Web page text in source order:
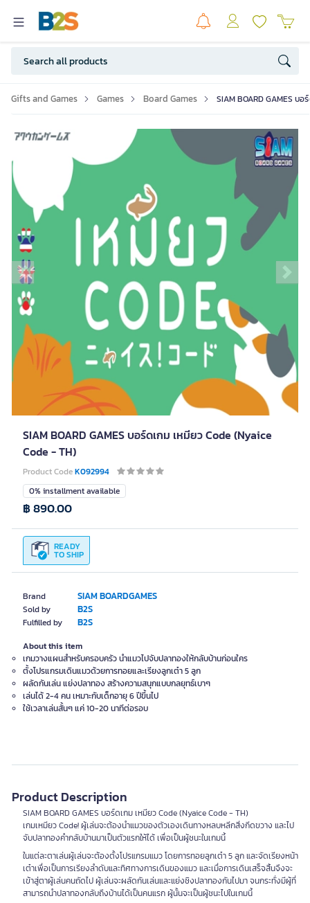
Gifts and Games Games Board Games SIAM BOARD GAMES บ
Previous slide
SIAM BOARD GAMES บอร์ดเกม เหมียว Code (Nyaice
Code - TH)
Product CodeK092994
Brand SIAM BOARDGAMES
Sold by B2S
Fulfilled by B2S
0% installment available
READY
TO SHIP
฿ 890.00
About this item
เกมวางแผนสำหรับครอบครัว นำแมวไปจับปลาทองให้กลับบ้านก่อนใคร
ตั้งโปรแกรมเดินแมวด้วยการทอยและเรียงลูกเต๋า 5 ลูก
ผลัดกันเล่น แย่งปลาทอง สร้างความสนุกแบบกลยุทธ์เบาๆ
เล่นได้ 2-4 คน เหมาะกับเด็กอายุ 6 ปีขึ้นไป
ใช้เวลาเล่นสั้นๆ แค่ 10-20 นาทีต่อรอบ
Product Description
SIAM BOARD GAMES บอร์ดเกม เหมียว Code (Nyaice Code - TH)
เกมเหมียว Code! ผู้เล่นจะต้องนำแมวของตัวเองเดินทางหลบหลีกสิ่งกีดขวาง และไป
จับปลาทองคำกลับบ้านมาเป็นตัวแรกให้ได้ เพื่อเป็นผู้ชนะในเกมนี้
ในแต่ละตาเล่นผู้เล่นจะต้องตั้งโปรแกรมแมว โดยการทอยลูกเต๋า 5 ลูก และจัดเรียงหน้า
เต๋าเพื่อเป็นการเรียงลำดับและทิศทางการเดินของแมว และเมื่อการเดินเสร็จสิ้นจึงจะ
เข้าสู่ตาผู้เล่นคนถัดไป ผู้เล่นจะผลัดกันเล่นและแย่งชิงปลาทองกันไปมา จนกระทั่งมีผู้ที่
สามารถนำปลาทองกลับถึงบ้านได้เป็นคนแรก ผู้นั้นจะเป็นผู้ชนะไปในเกมนี้